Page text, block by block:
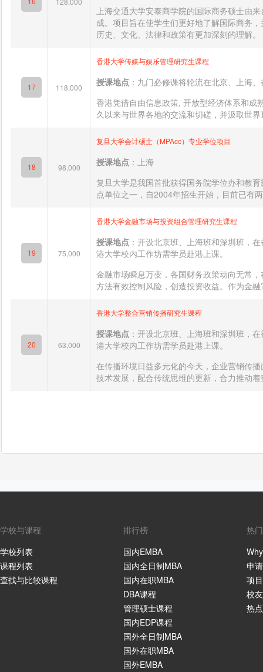
上海交通大学安泰商学院的国际商务硕士由
成。项目旨在使学生们更好地了解国际商务
历史、文化、法律和政策有更加深刻的理解。
17 118,000
香港大学传媒与娱乐管理研究生课程
授课地点 ：九门必修课将轮流在北京、上海
香港凭借自由信息政策, 开放型经济体系和成
久以来与世界各地的交流和切磋，并汲取世
18 98,000
复旦大学会计硕士（MPAcc）专业学位项目
授课地点 ：上海
复旦大学是我国首批获得国务院学位办和教
点单位之一，自2004年招生开始，目前已有
19 75,000
香港大学金融市场与投资组合管理研究生课程
授课地点 ：开设北京班、上海班和深圳班，
港大学校内工作坊需学员赴港上课。
金融市场瞬息万变，各国财务政策动向无常
方法有效控制风险，创造投资收益。作为金
20 63,000
香港大学整合营销传播研究生课程
授课地点 ：开设北京班、上海班和深圳班，
港大学校内工作坊需学员赴港上课。
在传播环境日益多元化的今天，企业营销传
技术发展，配合传统思维的更新，合力推动
学校与课程
学校列表
课程列表
查找与比较课程
排行榜
国内EMBA
国内全日制MBA
国内在职MBA
DBA课程
管理硕士课程
国内EDP课程
国外全日制MBA
国外在职MBA
国外EMBA
热
申
项
校
热